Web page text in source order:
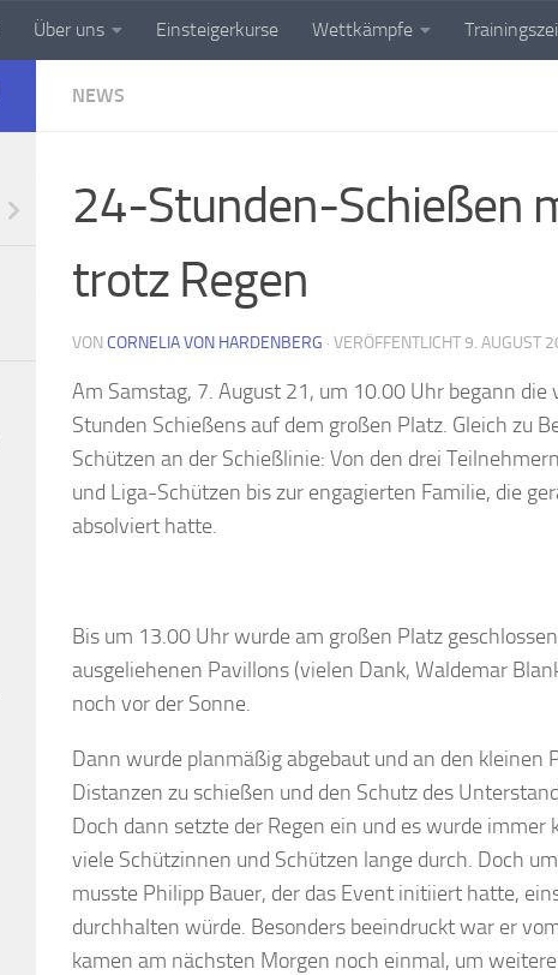
Über uns Einsteigerkurse Wettkämpfe
NEWS
24-Stunden-Schießen
trotz Regen
VON CORNELIA VON HARDENBERG · VERÖFFENTLICHT9. AUGUST
Am Samstag, 7. August 21, um 10.00 Uhr begann
Stunden Schießens auf dem großen Platz. Gleich zu
Schützen an der Schießlinie: Von den drei
und Liga-Schützen bis zur engagierten Familie, die
absolviert hatte.
Bis um 13.00 Uhr wurde am großen Platz
ausgeliehenen Pavillons (vielen Dank, Waldemar
noch vor der Sonne.
Dann wurde planmäßig abgebaut und an den kleinen
Distanzen zu schießen und den Schutz des
Doch dann setzte der Regen ein und es wurde
viele Schützinnen und Schützen lange durch. Doch
musste Philipp Bauer, der das Event initiiert hatte,
durchhalten würde. Besonders beeindruckt war er
kamen am nächsten Morgen noch einmal, um